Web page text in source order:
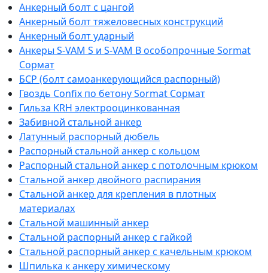
Анкерный болт с цангой
Анкерный болт тяжеловесных конструкций
Анкерный болт ударный
Анкеры S-VAM S и S-VAM В особопрочные Sormat
Сормат
БСР (болт самоанкерующийся распорный)
Гвоздь Confix по бетону Sormat Сормат
Гильза KRH электрооцинкованная
Забивной стальной анкер
Латунный распорный дюбель
Распорный стальной анкер с кольцом
Распорный стальной анкер с потолочным крюком
Стальной анкер двойного распирания
Стальной анкер для крепления в плотных
материалах
Стальной машинный анкер
Стальной распорный анкер с гайкой
Стальной распорный анкер с качельным крюком
Шпилька к анкеру химическому